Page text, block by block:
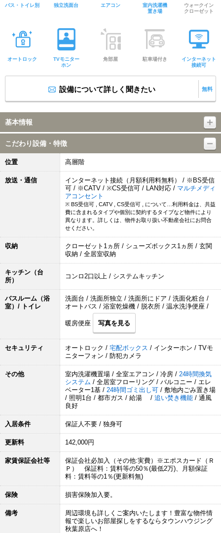
バス・トイレ別 独立洗面台 エアコン
室内洗濯機
置き場
ウォークイン
クローゼット
オートロック
TVモニター
ホン
角部屋 駐車場付き
インターネット
接続可
設備について詳しく聞きたい 無料
基本情報
こだわり設備・特徴
位置 高層階
放送・通信
インターネット接続（月額利用料無料） / ※BS受信
可 / ※CATV / ※CS受信可 / LAN対応 / マルチメディ
アコンセント
※ BS受信可 , CATV , CS受信可 , について…利用料金は、共益
費に含まれるタイプや個別に契約するタイプなど物件により
異なります。詳しくは、物件お取り扱い不動産会社にお問合
せください。
収納
クローゼット1ヵ所 / シューズボックス1ヵ所 / 玄関
収納 / 全居室収納
キッチン（台
所）
コンロ2口以上 / システムキッチン
バスルーム（浴
室）/ トイレ
洗面台 / 洗面所独立 / 洗面所にドア / 洗面化粧台 /
オートバス / 浴室乾燥機 / 脱衣所 / 温水洗浄便座 /
暖房便座 写真を見る
セキュリティ オートロック / 宅配ボックス / インターホン / TVモ
ニターフォン / 防犯カメラ
その他 室内洗濯機置場 / 全室エアコン / 冷房 / 24時間換気
システム / 全居室フローリング / バルコニー / エレ
ベーター1基 / 24時間ゴミ出し可 / 敷地内ごみ置き場
/ 照明1台 / 都市ガス / 給湯 / 追い焚き機能 / 通風
良好
入居条件 保証人不要 / 独身可
更新料 142,000円
家賃保証会社等
保証会社必加入（その他:実費）※エポスカード（Ｒ
Ｐ） 保証料：賃料等の50％(最低2万)、月額保証
料：賃料等の1％(更新料無)
保険 損害保険加入要。
備考
周辺環境も詳しくご案内いたします！豊富な物件情
報で楽しいお部屋探しをするならタウンハウジング
秋葉原店へ！